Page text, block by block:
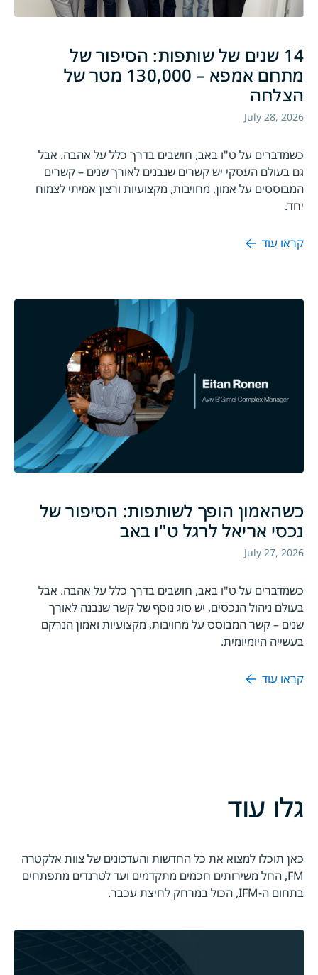
14 שנים של שותפות: הסיפור של
מתחם אמפא – 130,000 מטר של
הצלחה
July 28, 2026
כשמדברים על ט"ו באב, חושבים בדרך כלל על אהבה. אבל
גם בעולם העסקי יש קשרים שנבנים לאורך שנים – קשרים
המבוססים על אמון, מחויבות, מקצועיות ורצון אמיתי לצמוח
יחד.
קראו עוד
כשהאמון הופך לשותפות: הסיפור של
נכסי אריאל לרגל ט"ו באב
July 27, 2026
כשמדברים על ט"ו באב, חושבים בדרך כלל על אהבה. אבל
בעולם ניהול הנכסים, יש סוג נוסף של קשר שנבנה לאורך
שנים – קשר המבוסס על מחויבות, מקצועיות ואמון הנרקם
בעשייה היומיומית.
קראו עוד
גלו עוד
כאן תוכלו למצוא את כל החדשות והעדכונים של צוות אלקטרה
FM, החל משירותים חכמים מתקדמים ועד לטרנדים מתפתחים
בתחום ה-IFM, הכול במרחק לחיצת עכבר.